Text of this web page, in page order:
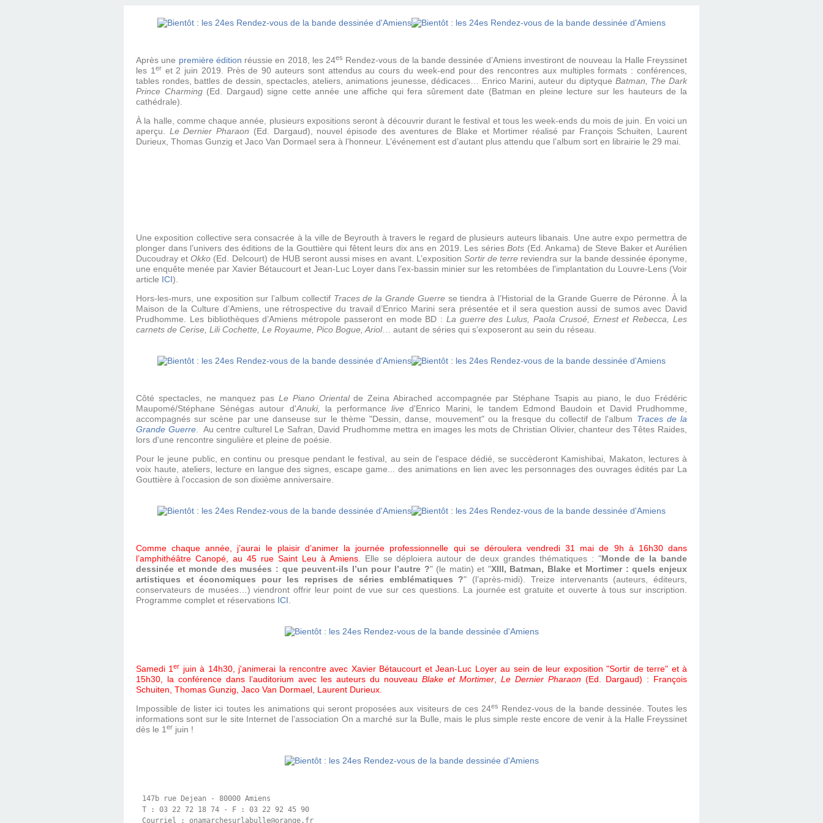
Après une première édition réussie en 2018, les 24es Rendez-vous de la bande dessinée d’Amiens investiront de nouveau la Halle Freyssinet
les 1eret 2 juin 2019. Près de 90 auteurs sont attendus au cours du week-end pour des rencontres aux multiples formats : conférences,
tables rondes, battles de dessin, spectacles, ateliers, animations jeunesse, dédicaces… Enrico Marini, auteur du diptyque Batman, The Dark
Prince Charming(Ed. Dargaud) signe cette année une affiche qui fera sûrement date (Batman en pleine lecture sur les hauteurs de la
cathédrale).
À la halle, comme chaque année, plusieurs expositions seront à découvrir durant le festival et tous les week-ends du mois de juin. En voici un
aperçu. Le Dernier Pharaon (Ed. Dargaud), nouvel épisode des aventures de Blake et Mortimer réalisé par François Schuiten, Laurent
Durieux, Thomas Gunzig et Jaco Van Dormael sera à l’honneur. L’événement est d’autant plus attendu que l’album sort en librairie le 29 mai.
Une exposition collective sera consacrée à la ville de Beyrouth à travers le regard de plusieurs auteurs libanais. Une autre expo permettra de
plonger dans l’univers des éditions de la Gouttière qui fêtent leurs dix ans en 2019. Les sériesBots (Ed. Ankama) de Steve Baker et Aurélien
Ducoudray etOkko (Ed. Delcourt) de HUB seront aussi mises en avant. L’exposition Sortir de terre reviendra sur la bande dessinée éponyme,
une enquête menée par Xavier Bétaucourt et Jean-Luc Loyer dans l’ex-bassin minier sur les retombées de l'implantation du Louvre-Lens (Voir
article ICI).
Hors-les-murs, une exposition sur l’album collectif Traces de la Grande Guerrese tiendra à l’Historial de la Grande Guerre de Péronne. À la
Maison de la Culture d’Amiens, une rétrospective du travail d’Enrico Marini sera présentée et il sera question aussi de sumos avec David
Prudhomme. Les bibliothèques d’Amiens métropole passeront en mode BD : La guerre des Lulus, Paola Crusoé, Ernest et Rebecca, Les
carnets de Cerise, Lili Cochette, Le Royaume, Pico Bogue, Ariol… autant de séries qui s’exposeront au sein du réseau.
Côté spectacles, ne manquez pas Le Piano Orientalde Zeina Abirached accompagnée par Stéphane Tsapis au piano, le duo Frédéric
Maupomé/Stéphane Sénégas autour d'Anuki, la performancelive d'Enrico Marini, le tandem Edmond Baudoin et David Prudhomme,
accompagnés sur scène par une danseuse sur le thème "Dessin, danse, mouvement" ou la fresque du collectif de l'album Traces de la
Grande Guerre. Au centre culturel Le Safran, David Prudhomme mettra en images les mots de Christian Olivier, chanteur des Têtes Raides,
lors d'une rencontre singulière et pleine de poésie.
Pour le jeune public, en continu ou presque pendant le festival, au sein de l'espace dédié, se succèderont Kamishibai, Makaton, lectures à
voix haute, ateliers, lecture en langue des signes, escape game... des animations en lien avec les personnages des ouvrages édités par La
Gouttière à l'occasion de son dixième anniversaire.
Comme chaque année, j’aurai le plaisir d’animer la journée professionnelle qui se déroulera vendredi 31 mai de 9h à 16h30 dans
l’amphithéâtre Canopé, au 45 rue Saint Leu à Amiens. Elle se déploiera autour de deux grandes thématiques : "Monde de la bande
dessinée et monde des musées : que peuvent-ils l’un pour l’autre ?" (le matin) et "XIII, Batman, Blake et Mortimer : quels enjeux
artistiques et économiques pour les reprises de séries emblématiques ?" (l’après-midi). Treize intervenants (auteurs, éditeurs,
conservateurs de musées…) viendront offrir leur point de vue sur ces questions. La journée est gratuite et ouverte à tous sur inscription.
Programme complet et réservations ICI.
Samedi 1er juin à 14h30, j'animerai la rencontre avec Xavier Bétaucourt et Jean-Luc Loyer au sein de leur exposition "Sortir de terre" et à
15h30, la conférence dans l’auditorium avec les auteurs du nouveau Blake et Mortimer, Le Dernier Pharaon (Ed. Dargaud) : François
Schuiten, Thomas Gunzig, Jaco Van Dormael, Laurent Durieux.
Impossible de lister ici toutes les animations qui seront proposées aux visiteurs de ces 24es Rendez-vous de la bande dessinée. Toutes les
informations sont sur le site Internet de l’association On a marché sur la Bulle, mais le plus simple reste encore de venir à la Halle Freyssinet
dès le 1er juin !
147b rue Dejean - 80000 Amiens
T : 03 22 72 18 74 - F : 03 22 92 45 90
Courriel : onamarchesurlabulle@orange.fr